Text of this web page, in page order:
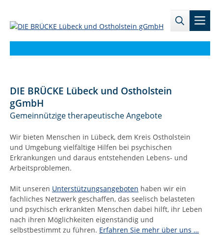
springen
→
Zur
Zum
DIE BRÜCKE Lübeck und Ostholstein
gGmbH
Gemeinnützige therapeutische Angebote
Wir bieten Menschen in Lübeck, dem Kreis Ostholstein
und Umgebung vielfältige Hilfen bei psychischen
Erkrankungen und daraus entstehenden Lebens- und
Arbeitsproblemen.
Mit unseren Unterstützungsangeboten haben wir ein
fachliches Netzwerk geschaffen, das seelisch belasteten
und psychisch erkrankten Menschen dabei hilft, ihr Leben
nach ihren Möglichkeiten eigenständig und
selbstbestimmt zu führen. Erfahren Sie mehr über uns …